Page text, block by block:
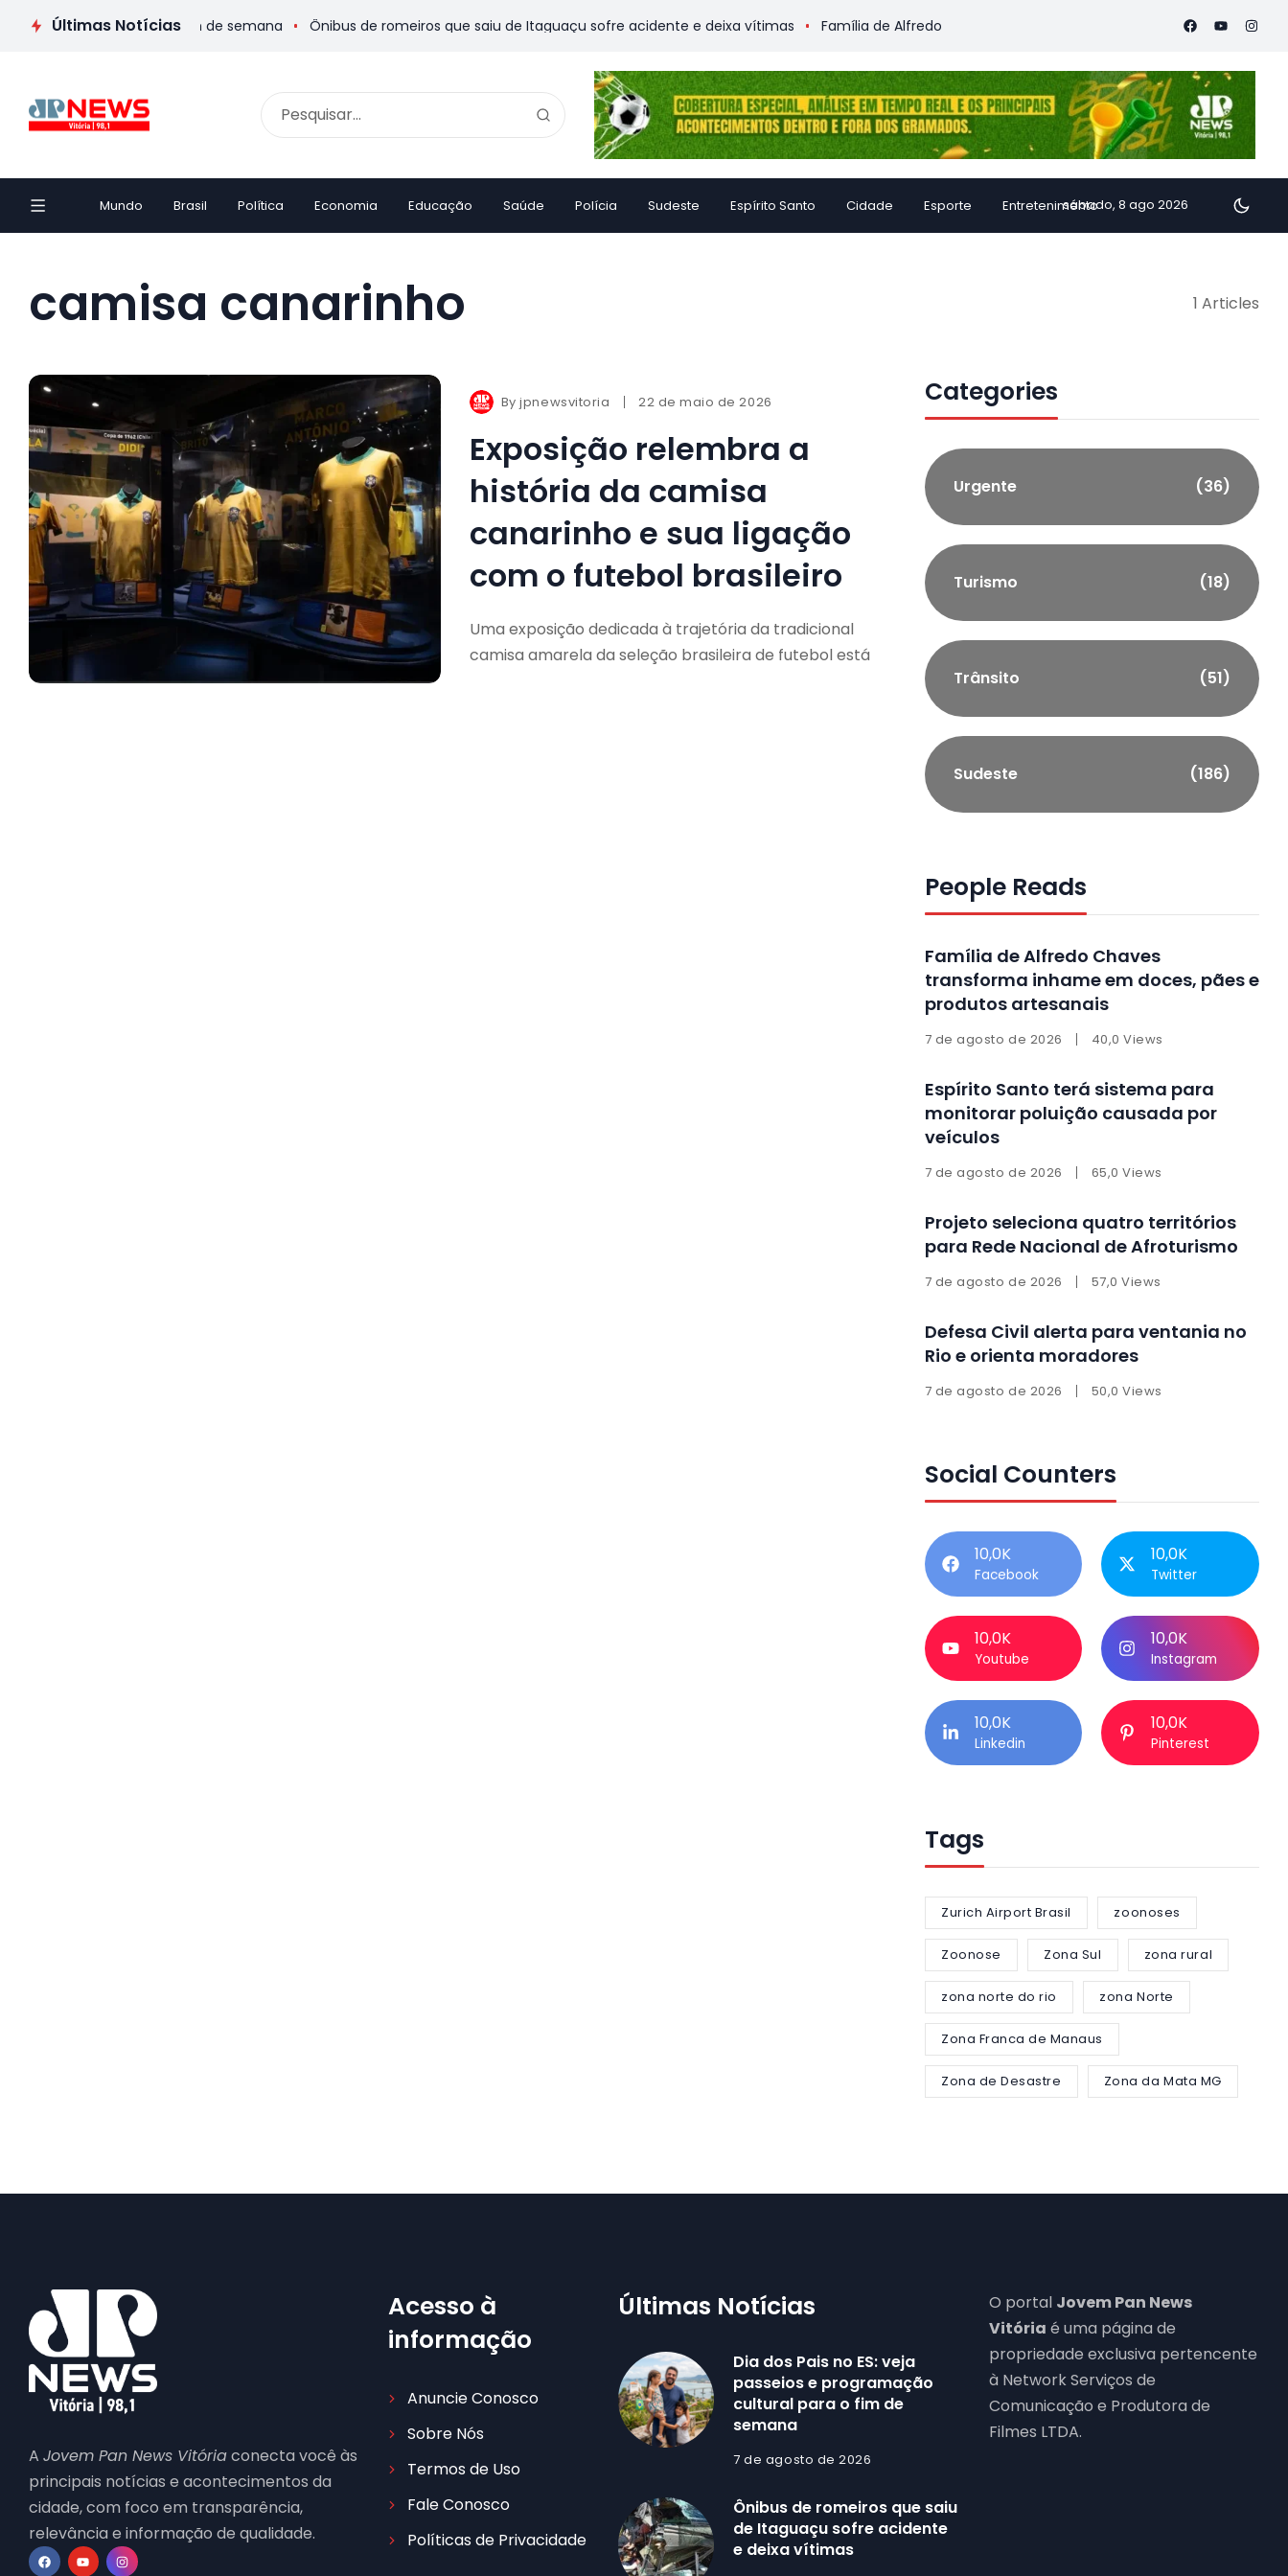
Últimas Notícias
cultural para o fim de semana Ônibus de romeiros que saiu de Itaguaçu sofre acidente e deixa vítimas Família de Alfredo Chaves transforma inhame em doces, pães e
Mundo Brasil Política Economia Educação Saúde Polícia Sudeste Espírito Santo Cidade Esporte Entretenimentosábado, 8 ago 2026
camisa canarinho 1 Articles
Byjpnewsvitoria 22 de maio de 2026
Exposição relembra a
história da camisa
canarinho e sua ligação
com o futebol brasileiro
Uma exposição dedicada à trajetória da tradicional
camisa amarela da seleção brasileira de futebol está
Categories
Urgente (36)
Turismo (18)
Trânsito (51)
Sudeste (186)
People Reads
Família de Alfredo Chaves
transforma inhame em doces, pães e
produtos artesanais
7 de agosto de 2026 40,0 Views
Espírito Santo terá sistema para
monitorar poluição causada por
veículos
7 de agosto de 2026 65,0 Views
Projeto seleciona quatro territórios
para Rede Nacional de Afroturismo
7 de agosto de 2026 57,0 Views
Defesa Civil alerta para ventania no
Rio e orienta moradores
7 de agosto de 2026 50,0 Views
Social Counters
10,0K
Facebook
10,0K
Twitter
10,0K
Youtube
10,0K
Instagram
10,0K
Linkedin
10,0K
Pinterest
Tags
Zurich Airport Brasil zoonoses
Zoonose Zona Sul zona rural
zona norte do rio zona Norte
Zona Franca de Manaus
Zona de Desastre Zona da Mata MG
A Jovem Pan News Vitóriaconecta você às
principais notícias e acontecimentos da
cidade, com foco em transparência,
relevância e informação de qualidade.
Acesso à
informação
Anuncie Conosco
Sobre Nós
Termos de Uso
Fale Conosco
Políticas de Privacidade
Últimas Notícias
Dia dos Pais no ES: veja
passeios e programação
cultural para o fim de
semana
7 de agosto de 2026
Ônibus de romeiros que saiu
de Itaguaçu sofre acidente
e deixa vítimas
O portal Jovem Pan News
Vitória é uma página de
propriedade exclusiva pertencente
à Network Serviços de
Comunicação e Produtora de
Filmes LTDA.